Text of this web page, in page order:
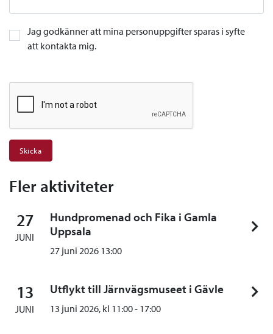
Jag godkänner att mina personuppgifter sparas i syfte
att kontakta mig.
Fler aktiviteter
27
JUNI
Hundpromenad och Fika i Gamla
Uppsala
27 juni 2026 13:00
13
JUNI
Utflykt till Järnvägsmuseet i Gävle
13 juni 2026, kl 11:00- 17:00